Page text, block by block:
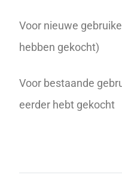
Voor nieuwe
hebben gekocht)
Voor bestaande
eerder hebt gekocht